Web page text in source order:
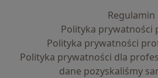
Regulamin
Polityka prywatności
Polityka prywatności
Polityka prywatności dla
dane pozyskaliśmy